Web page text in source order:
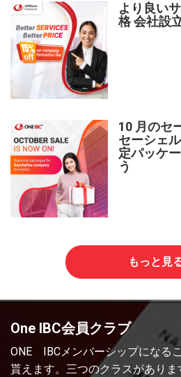
より良い
格 会社設
10 月のセ
セーシェ
定パッケ
う
もっと見
One IBC会員クラブ
ONE IBCメンバーシップになる
貰えます。三つのクラスがあり